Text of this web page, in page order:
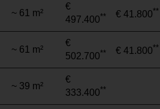
~ 61 m²
€
497.400** € 41.800**
~ 61 m²
€
502.700** € 41.800**
~ 39 m²
€
333.400**